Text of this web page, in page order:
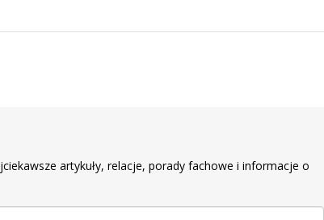
artykuły, relacje, porady fachowe i informacje o